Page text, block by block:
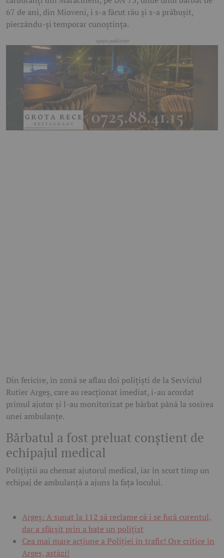
67 de ani, din Mioveni, i s-a făcut rău și s-a prăbușit,
pierzându-și temporar cunoștința.
Din fericire, în zonă se aflau doi polițiști de la Serviciul
Rutier Argeș, care au reacționat imediat, i-au acordat
primul ajutor și l-au monitorizat pe bărbat până la sosirea
unei ambulanțe.
Bărbatul a fost preluat conștient de
echipajul medical
Polițiștii au chemat ajutorul medical, iar în scurt timp un
echipaj de ambulanță a ajuns la fața locului.
Argeș: A sunat la 112 să reclame că i se fură curentul,
dar a sfârșit prin a bate un polițist
Cea mai mare acțiune a Poliției în trafic! Ore critice în
Argeș, astăzi!